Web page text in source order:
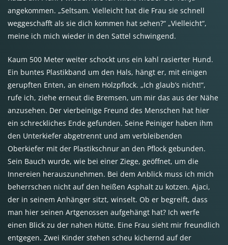
angekommen. „Seltsam. Vielleicht hat die Frau sie schnell
weggeschafft als sie dich kommen hat sehen?“ „Vielleicht“,
meine ich mich wieder in den Sattel schwingend.
Kaum 500 Meter weiter schockt uns ein kahl rasierter Hund.
Ein buntes Plastikband um den Hals, hängt er, mit einigen
gerupften Enten, an einem Holzpflock. „Ich glaub’s nicht!“,
rufe ich, ziehe erneut die Bremsen, um mir das aus der Nähe
anzusehen. Der vierbeinige Freund des Menschen hat hier
ein schreckliches Ende gefunden. Seine Peiniger haben ihm
den Unterkiefer abgetrennt und am verbleibenden
Oberkiefer mit der Plastikschnur an den Pflock gebunden.
Sein Bauch wurde, wie bei einer Ziege, geöffnet, um die
Innereien herauszunehmen. Bei dem Anblick muss ich mich
beherrschen nicht auf den heißen Asphalt zu kotzen. Ajaci,
der in seinem Anhänger sitzt, winselt. Ob er begreift, dass
man hier seinen Artgenossen aufgehängt hat? Ich werfe
einen Blick zu der nahen Hütte. Eine Frau sieht mir freundlich
entgegen. Zwei Kinder stehen scheu kichernd auf der